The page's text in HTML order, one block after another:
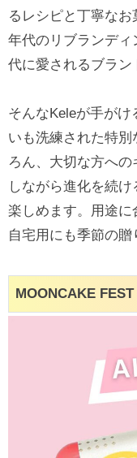
るレシピと丁寧な
年代のリブランデ
代に愛されるブラン
そんなKeleが手が
いも洗練された特
ろん、大切な方へ
しながら進化を続
楽しめます。用途
自宅用にも季節の贈
MOONCAKE